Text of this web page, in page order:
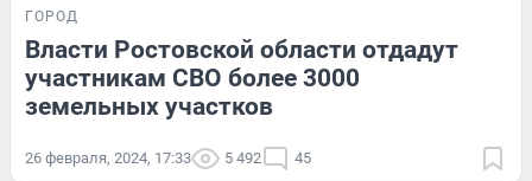
ГОРОД
Власти Ростовской области отдадут
участникам СВО более 3000
земельных участков
26 февраля, 2024, 17:33 5 492 45